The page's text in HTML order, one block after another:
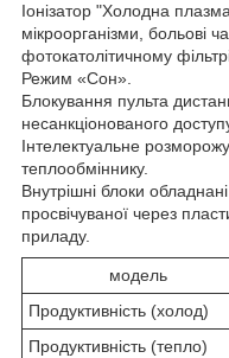
Іонізатор "Холодна
мікроорганізми, больові
фотокатолітичному
Режим «Сон».
Блокування пульта
несанкціонованого
Інтелектуальне
теплообміннику.
Внутрішні блоки
просвічуваної через
приладу.
модель
Продуктивність (холод)
Продуктивність (тепло)